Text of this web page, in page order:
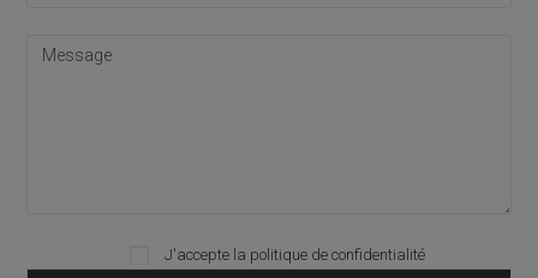
J'accepte la politique de confidentialité